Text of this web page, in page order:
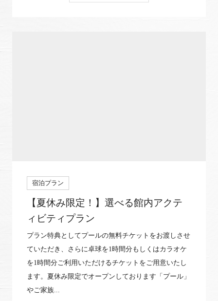
宿泊プラン
【夏休み限定！】選べる館内アクテ
ィビティプラン
プラン特典としてプールの無料チケットをお渡しさせ
ていただき、さらに卓球を1時間分もしくはカラオケ
を1時間分ご利用いただけるチケットをご用意いたし
ます。夏休み限定でオープンしております「プール」
やご家族...